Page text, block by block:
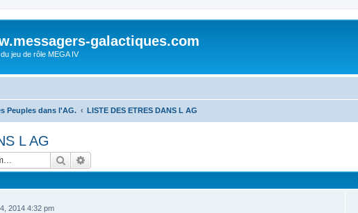
galactiques.com
jeu de rôle MEGA IV
Peuples dans l'AG. LISTE DES ETRES DANS L AG
L AG
Rechercher
2014 4:32 pm